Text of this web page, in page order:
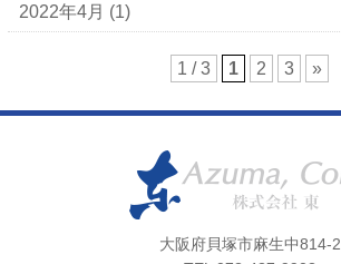
2022年4月 (1)
1 / 3 1 2 3 »
大阪府貝塚市麻生中814-2